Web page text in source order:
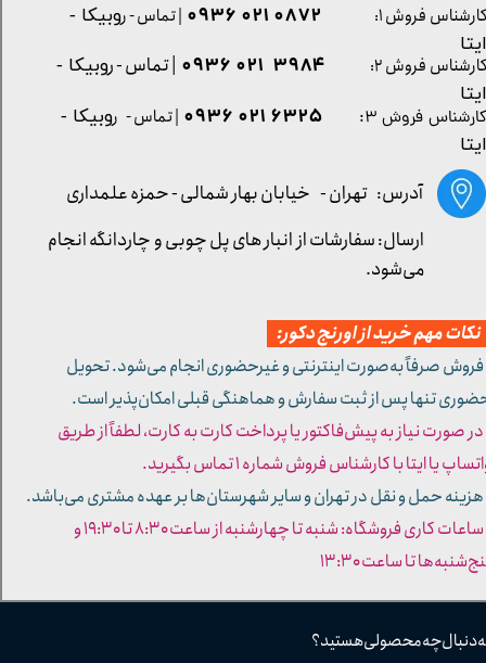
دنبال چه محصولی هستید؟
کارشناس فروش ۳: ۶۳۲۵ ۰۲۱ ۰۹۳۶ | تماس - روبیکا -
ایتا
آدرس: تهران - خیابان بهار شمالی - حمزه علمداری
مهم خرید از اورنج دکور:
صرفاً به‌صورت اینترنتی و غیرحضوری انجام می‌شود. تحویل
تنها پس از ثبت سفارش و هماهنگی قبلی امکان‌پذیر است.
صورت نیاز به پیش‌فاکتور یا پرداخت کارت به کارت، لطفاً از طریق
یا ایتا با کارشناس فروش شماره ۱ تماس بگیرید.
حمل و نقل در تهران و سایر شهرستان‌ها بر عهده مشتری می‌باشد.
- ساعات کاری فروشگاه: شنبه تا چهارشنبه از ساعت ۸:۳۰ تا ۱۹:۳۰ و
تا ساعت ۱۳:۳۰​​​​​​​
کارشناس فروش ۱: 0872 021 0936 | تماس - روبیکا -
ایتا
کارشناس فروش ۲:
۳۹۸۴ ۰۲۱ ۰۹۳۶ | تماس - روبیکا -
ایتا
ارسال: سفارشات از انبار های پل چوبی و چاردانگه انجام
می‌شود.